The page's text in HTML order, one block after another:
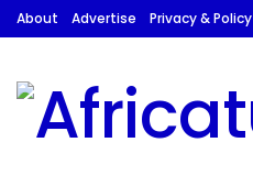
About Advertise Privacy & Policy